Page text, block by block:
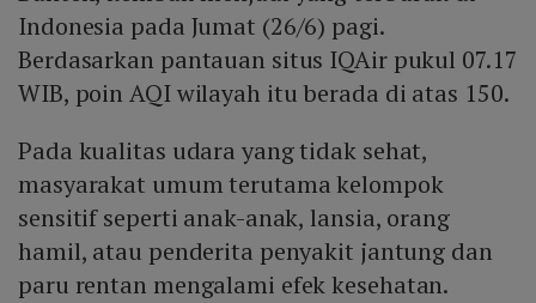
Indonesia pada Jumat (26/6) pagi.
Berdasarkan pantauan situs IQAir pukul 07.17
WIB, poin AQI wilayah itu berada di atas 150.
Pada kualitas udara yang tidak sehat,
masyarakat umum terutama kelompok
sensitif seperti anak-anak, lansia, orang
hamil, atau penderita penyakit jantung dan
paru rentan mengalami efek kesehatan.